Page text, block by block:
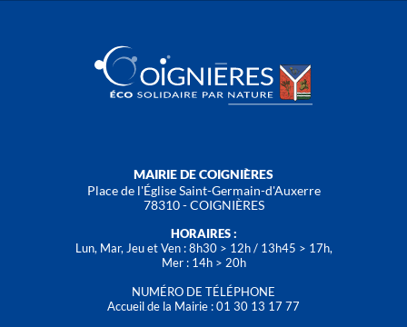
MAIRIE DE COIGNIÈRES
Place de l'Église Saint-Germain-d'Auxerre
78310 - COIGNIÈRES
HORAIRES :
Lun, Mar, Jeu et Ven : 8h30 > 12h / 13h45 > 17h,
Mer : 14h > 20h
NUMÉRO DE TÉLÉPHONE
Accueil de la Mairie : 01 30 13 17 77